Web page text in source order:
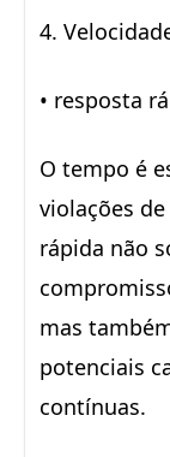
4.
• resposta
O tempo é
violações
rápida não
mas
potenciais
contínuas.